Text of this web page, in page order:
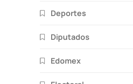
Deportes
Diputados
Edomex